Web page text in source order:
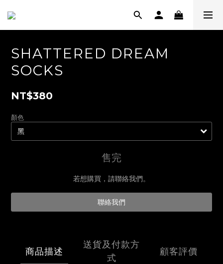
SHATTERED DREAM
SOCKS
NT$380
顏色
售完
若想購買，請聯絡我們。
聯絡我們
商品描述
送貨及付款方
式
顧客評價